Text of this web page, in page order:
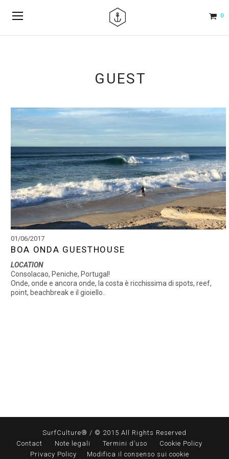
0
GUEST
01/06/2017
BOA ONDA GUESTHOUSE
LOCATION
Consolacao, Peniche, Portugal!
Onde, onde e ancora onde, la costa è ricchissima di spots, reef,
point, beachbreak e il gioiello..
SurfCulture® / © 2015 All Rights Reserved
Contact
Note legali Termini d’uso
Cookie Policy
Privacy Policy
Modifica il consenso sui cookie